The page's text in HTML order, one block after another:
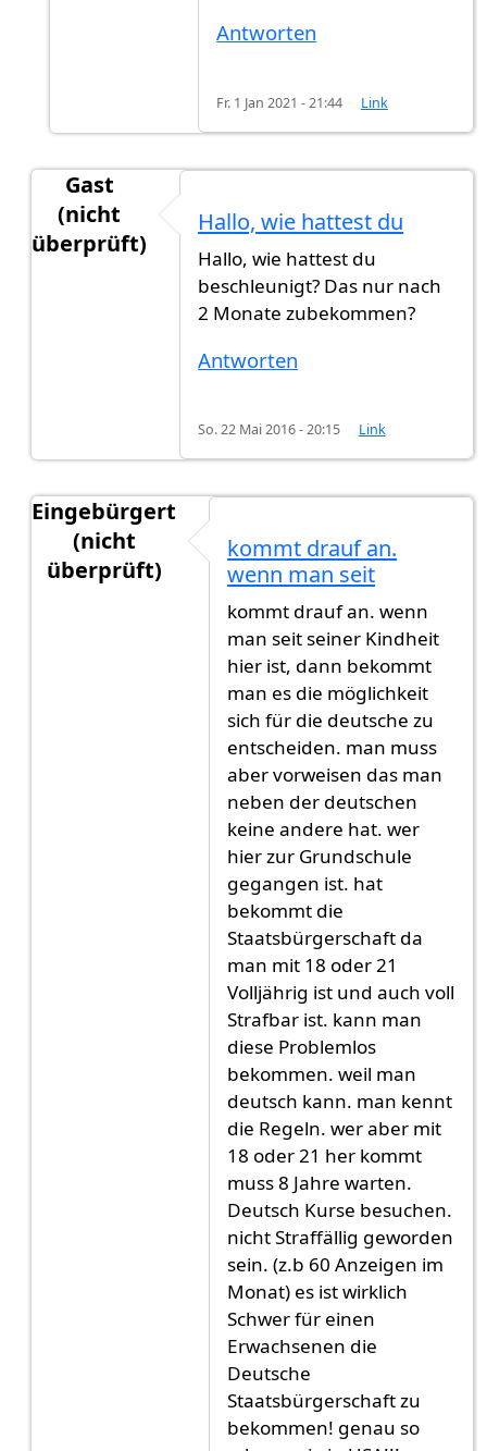
Antworten
Fr. 1 Jan 2021 - 21:44 Link
Gast
(nicht
überprüft)
Mir wurde gesagt 1 jahr und
Hallo, wie hattest du
Hallo, wie hattest du
beschleunigt? Das nur nach
2 Monate zubekommen?
Antworten
So. 22 Mai 2016 - 20:15 Link
Eingebürgert
(nicht
überprüft)
Mir wurde gesagt 1 jahr und
kommt drauf an.
wenn man seit
kommt drauf an. wenn
man seit seiner Kindheit
hier ist, dann bekommt
man es die möglichkeit
sich für die deutsche zu
entscheiden. man muss
aber vorweisen das man
neben der deutschen
keine andere hat. wer
hier zur Grundschule
gegangen ist. hat
bekommt die
Staatsbürgerschaft da
man mit 18 oder 21
Volljährig ist und auch voll
Strafbar ist. kann man
diese Problemlos
bekommen. weil man
deutsch kann. man kennt
die Regeln. wer aber mit
18 oder 21 her kommt
muss 8 Jahre warten.
Deutsch Kurse besuchen.
nicht Straffällig geworden
sein. (z.b 60 Anzeigen im
Monat) es ist wirklich
Schwer für einen
Erwachsenen die
Deutsche
Staatsbürgerschaft zu
bekommen! genau so